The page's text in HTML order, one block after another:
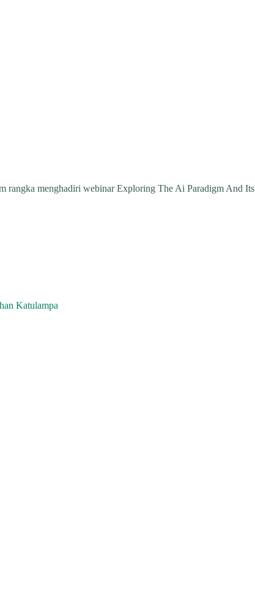
rangka menghadiri webinar Exploring The Ai Paradigm And Its
Katulampa